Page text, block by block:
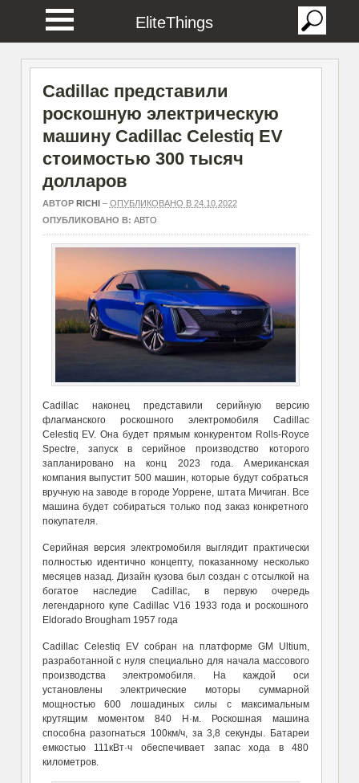
EliteThings
Cadillac представили
роскошную электрическую
машину Cadillac Celestiq EV
стоимостью 300 тысяч
долларов
АВТОР RICHI– ОПУБЛИКОВАНО В 24.10.2022
ОПУБЛИКОВАНО В: АВТО
Cadillac наконец представили серийную версию
флагманского роскошного электромобиля Cadillac
Celestiq EV. Она будет прямым конкурентом Rolls-Royce
Spectre, запуск в серийное производство которого
запланировано на конц 2023 года. Американская
компания выпустит 500 машин, которые будут собраться
вручную на заводе в городе Уоррене, штата Мичиган. Все
машина будет собираться только под заказ конкретного
покупателя.
Серийная версия электромобиля выглядит практически
полностью идентично концепту, показанному несколько
месяцев назад. Дизайн кузова был создан с отсылкой на
богатое наследие Cadillac, в первую очередь
легендарного купе Cadillac V16 1933 года и роскошного
Eldorado Brougham 1957 года
Cadillac Celestiq EV собран на платформе GM Ultium,
разработанной с нуля специально для начала массового
производства электромобиля. На каждой оси
установлены электрические моторы суммарной
мощностью 600 лошадиных силы с максимальным
крутящим моментом 840 Н·м. Роскошная машина
способна разогнаться 100км/ч, за 3,8 секунды. Батареи
емкостью 111кВт·ч обеспечивает запас хода в 480
километров.